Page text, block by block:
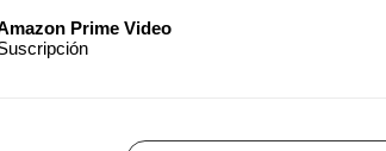
Prime Video